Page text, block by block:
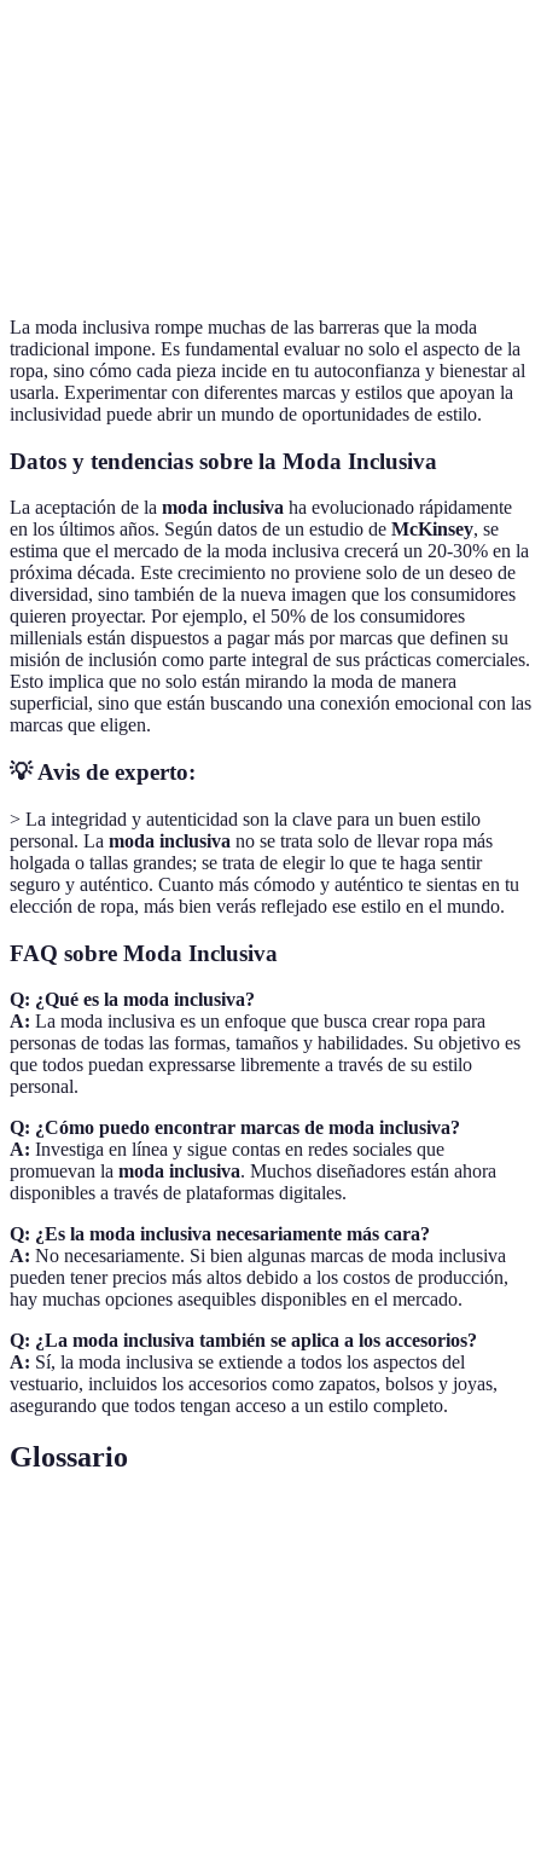
La moda inclusiva rompe muchas de las barreras que la moda
tradicional impone. Es fundamental evaluar no solo el aspecto de la
ropa, sino cómo cada pieza incide en tu autoconfianza y bienestar al
usarla. Experimentar con diferentes marcas y estilos que apoyan la
inclusividad puede abrir un mundo de oportunidades de estilo.
Datos y tendencias sobre la Moda Inclusiva
La aceptación de la moda inclusiva ha evolucionado rápidamente
en los últimos años. Según datos de un estudio de McKinsey, se
estima que el mercado de la moda inclusiva crecerá un 20-30% en la
próxima década. Este crecimiento no proviene solo de un deseo de
diversidad, sino también de la nueva imagen que los consumidores
quieren proyectar. Por ejemplo, el 50% de los consumidores
millenials están dispuestos a pagar más por marcas que definen su
misión de inclusión como parte integral de sus prácticas comerciales.
Esto implica que no solo están mirando la moda de manera
superficial, sino que están buscando una conexión emocional con las
marcas que eligen.
💡 Avis de experto:
> La integridad y autenticidad son la clave para un buen estilo
personal. La moda inclusiva no se trata solo de llevar ropa más
holgada o tallas grandes; se trata de elegir lo que te haga sentir
seguro y auténtico. Cuanto más cómodo y auténtico te sientas en tu
elección de ropa, más bien verás reflejado ese estilo en el mundo.
FAQ sobre Moda Inclusiva
Q: ¿Qué es la moda inclusiva?
A: La moda inclusiva es un enfoque que busca crear ropa para
personas de todas las formas, tamaños y habilidades. Su objetivo es
que todos puedan expressarse libremente a través de su estilo
personal.
Q: ¿Cómo puedo encontrar marcas de moda inclusiva?
A: Investiga en línea y sigue contas en redes sociales que
promuevan la moda inclusiva. Muchos diseñadores están ahora
disponibles a través de plataformas digitales.
Q: ¿Es la moda inclusiva necesariamente más cara?
A: No necesariamente. Si bien algunas marcas de moda inclusiva
pueden tener precios más altos debido a los costos de producción,
hay muchas opciones asequibles disponibles en el mercado.
Q: ¿La moda inclusiva también se aplica a los accesorios?
A: Sí, la moda inclusiva se extiende a todos los aspectos del
vestuario, incluidos los accesorios como zapatos, bolsos y joyas,
asegurando que todos tengan acceso a un estilo completo.
Glossario